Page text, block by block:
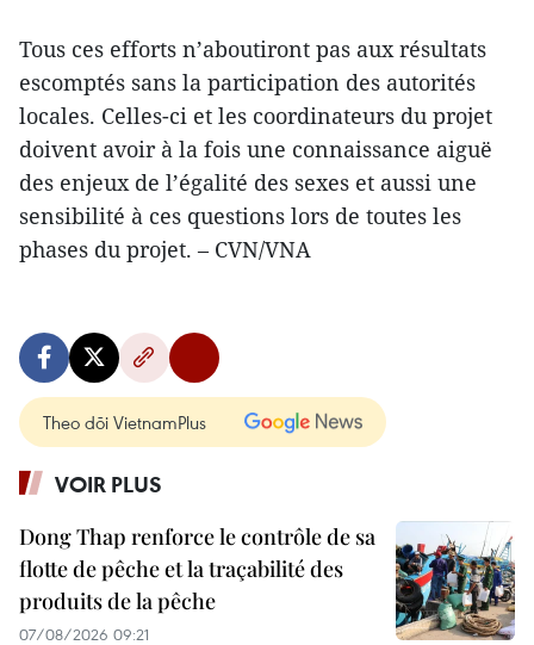
Tous ces efforts n’aboutiront pas aux résultats
escomptés sans la participation des autorités
locales. Celles-ci et les coordinateurs du projet
doivent avoir à la fois une connaissance aiguë
des enjeux de l’égalité des sexes et aussi une
sensibilité à ces questions lors de toutes les
phases du projet. – CVN/VNA
Theo dõi VietnamPlus
VOIR PLUS
Dong Thap renforce le contrôle de sa
flotte de pêche et la traçabilité des
produits de la pêche
07/08/2026 09:21